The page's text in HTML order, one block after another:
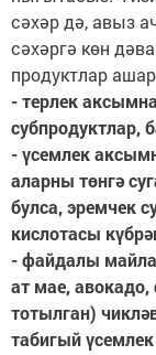
сәхәр дә, авыз
сәхәргә көн
продуктлар
- терлек
субпродуктлар,
- үсемлек
аларны төнгә
булса, эремчек
кислотасы
- файдалы
ат мае,
тотылган)
табигый